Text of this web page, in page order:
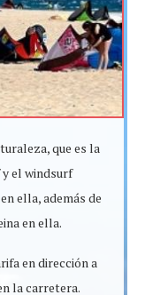
que es la
el windsurf
ella, además de
en ella.
en dirección a
la carretera.